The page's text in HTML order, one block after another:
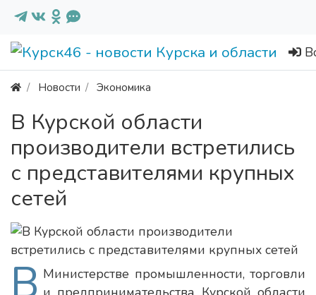
Новости Экономика
В Курской области
производители встретились
с представителями крупных
сетей
Министерстве промышленности, торговли